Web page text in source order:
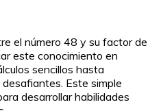
el número 48 y su factor de
este conocimiento en
sencillos hasta
Este simple
desarrollar habilidades